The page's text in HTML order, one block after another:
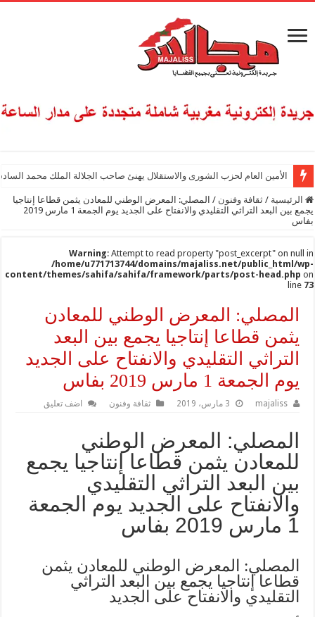
الأمين العام لحزب الشورى والاستقلال يهنئ صاحب الجلالة الملك محمد
الرئيسية / ثقافة وفنون / المصلي: المعرض الوطني للمعادن يثمن قطاعا إنتاجيا
يجمع بين البعد التراثي التقليدي والانفتاح على الجديد يوم الجمعة 1 مارس 2019
بفاس
Warning: Attempt to read property "post_excerpt" on null in
/home/u771713744/domains/majaliss.net/public_html/wp-
content/themes/sahifa/sahifa/framework/parts/post-head.php on
line 73
المصلي: المعرض الوطني للمعادن
يثمن قطاعا إنتاجيا يجمع بين البعد
التراثي التقليدي والانفتاح على الجديد
يوم الجمعة 1 مارس 2019 بفاس
majaliss 3 مارس، 2019 ثقافة وفنون اضف تعليق
المصلي: المعرض الوطني
للمعادن يثمن قطاعا إنتاجيا يجمع
بين البعد التراثي التقليدي
والانفتاح على الجديد يوم الجمعة
1 مارس 2019 بفاس
المصلي: المعرض الوطني للمعادن يثمن
قطاعا إنتاجيا يجمع بين البعد التراثي
التقليدي والانفتاح على الجديد